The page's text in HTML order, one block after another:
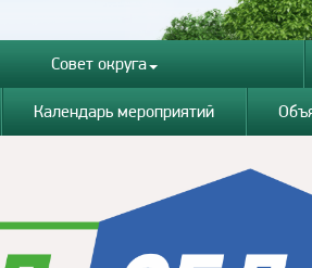
Совет округа
Календарь мероприятий